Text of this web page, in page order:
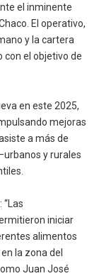
el inminente
El operativo,
y la cartera
con el objetivo de
en este 2025,
mejoras
a más de
y rurales
iniciar
alimentos
la zona del
Juan José